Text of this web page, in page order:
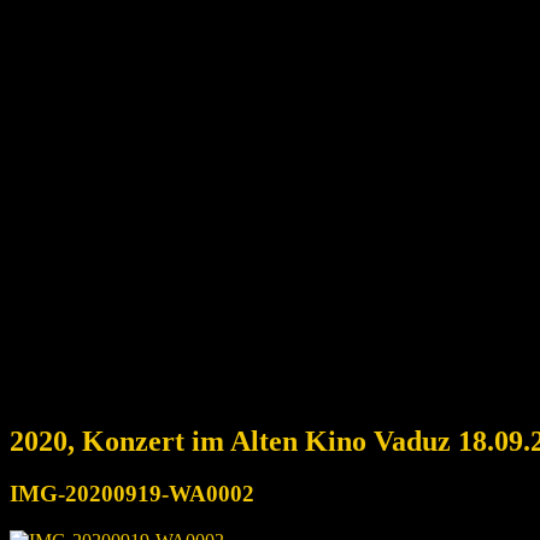
2020, Konzert im Alten Kino Vaduz
IMG-20200919-WA0002